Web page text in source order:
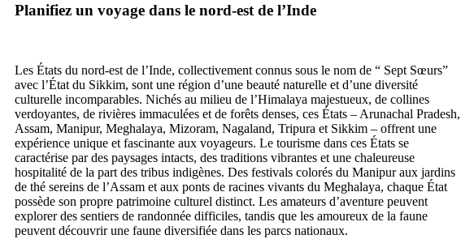
Planifiez un voyage dans le nord-est de l’Inde
Les États du nord-est de l’Inde, collectivement connus sous le nom de “ Sept Sœurs”
avec l’État du Sikkim, sont une région d’une beauté naturelle et d’une diversité
culturelle incomparables. Nichés au milieu de l’Himalaya majestueux, de collines
verdoyantes, de rivières immaculées et de forêts denses, ces États – Arunachal Pradesh,
Assam, Manipur, Meghalaya, Mizoram, Nagaland, Tripura et Sikkim – offrent une
expérience unique et fascinante aux voyageurs. Le tourisme dans ces États se
caractérise par des paysages intacts, des traditions vibrantes et une chaleureuse
hospitalité de la part des tribus indigènes. Des festivals colorés du Manipur aux jardins
de thé sereins de l’Assam et aux ponts de racines vivants du Meghalaya, chaque État
possède son propre patrimoine culturel distinct. Les amateurs d’aventure peuvent
explorer des sentiers de randonnée difficiles, tandis que les amoureux de la faune
peuvent découvrir une faune diversifiée dans les parcs nationaux.